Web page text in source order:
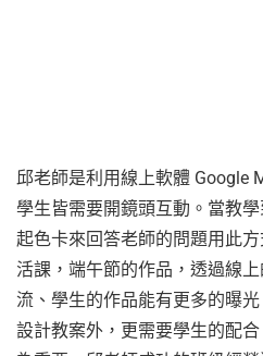
邱老師是利用線上軟體 Google
學生皆需要開鏡頭互動。當教
起色卡來回答老師的問題用此
活課，端午節的作品，透過線
流、學生的作品能有更多的曝
設計教案外，更需要學生的配